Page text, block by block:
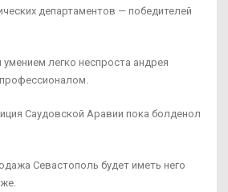
департаментов — победителей
легко неспроста андрея
Саудовской Аравии пока болденол
Севастополь будет иметь него